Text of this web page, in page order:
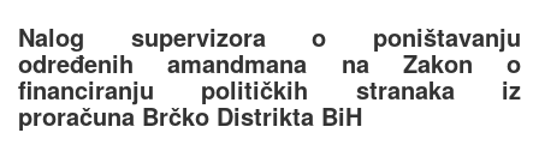
Nalog supervizora o poništavanju
određenih amandmana na Zakon o
financiranju političkih stranaka iz
proračuna Brčko Distrikta BiH